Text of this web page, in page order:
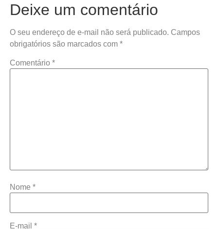
Deixe um comentário
O seu endereço de e-mail não será publicado. Campos
obrigatórios são marcados com *
Comentário *
Nome *
E-mail *